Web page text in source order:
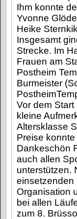
Ihm konnte
Yvonne
Heike
Insgesamt
Strecke. Im
Frauen am
Postheim
Burmeister
Vor dem
kleine
Altersklasse
Preise
Dankeschön
auch allen
unterstützen.
einsetzenden
Organisation
bei allen
zum 8.